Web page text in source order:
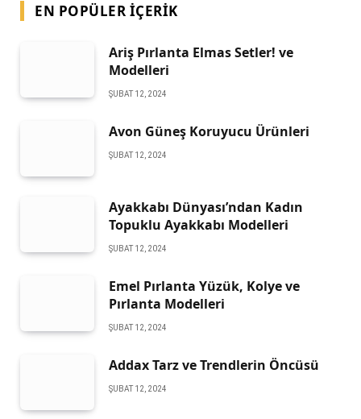
EN POPÜLER İÇERIK
Ariş Pırlanta Elmas Setler! ve
Modelleri
ŞUBAT 12, 2024
Avon Güneş Koruyucu Ürünleri
ŞUBAT 12, 2024
Ayakkabı Dünyası’ndan Kadın
Topuklu Ayakkabı Modelleri
ŞUBAT 12, 2024
Emel Pırlanta Yüzük, Kolye ve
Pırlanta Modelleri
ŞUBAT 12, 2024
Addax Tarz ve Trendlerin Öncüsü
ŞUBAT 12, 2024